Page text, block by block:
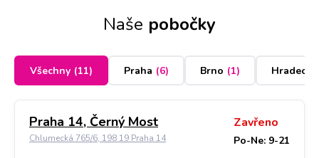
Naše pobočky
Všechny (11) Praha (6) Brno (1) Hradec
Praha 14, Černý Most
Chlumecká 765/6, 198 19 Praha 14
Zavřeno
Po-Ne: 9-21